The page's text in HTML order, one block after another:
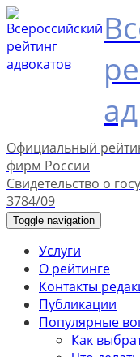
Официальный
фирм России
Свидетельство о
3784/09
Toggle navigation
Услуги
О рейтинге
Контакты
Публикации
Популярные
Как